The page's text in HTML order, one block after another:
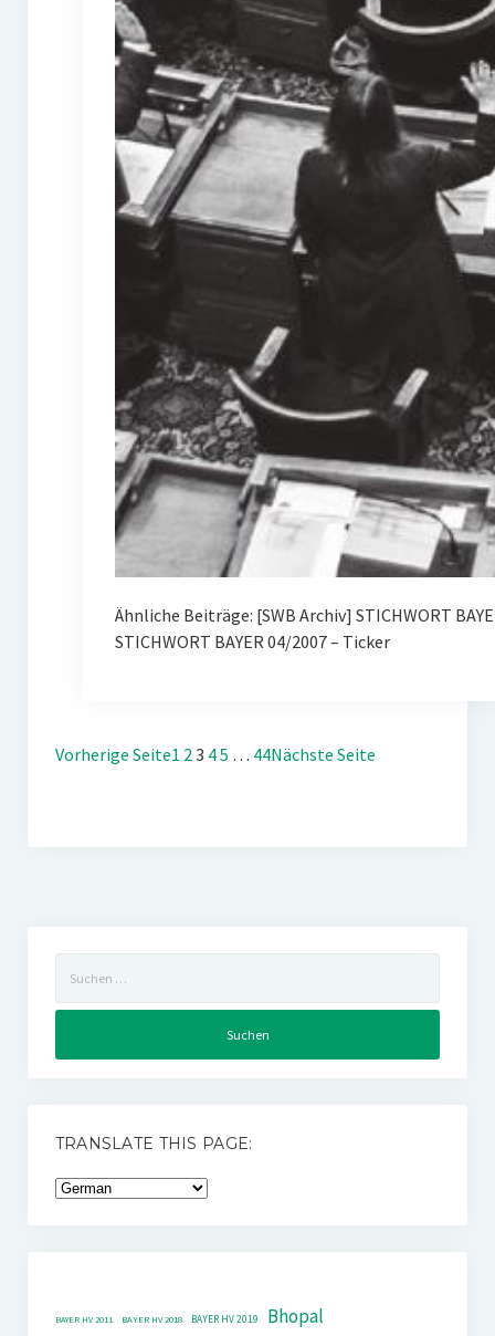
Ähnliche Beiträge: [SWB Archiv] STICHWORT
STICHWORT BAYER 04/2007 – Ticker
Vorherige Seite1 23 45 … 44Nächste Seite
nach:
TRANSLATE THIS PAGE:
BAYER HV 2011 BAYER HV 2018 BAYER HV 2019 Bhopal